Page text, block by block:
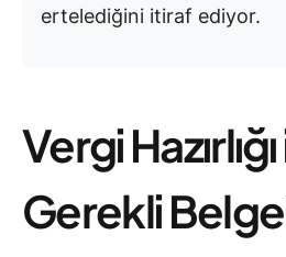
ertelediğini itiraf ediyor.
Vergi
Gerekli